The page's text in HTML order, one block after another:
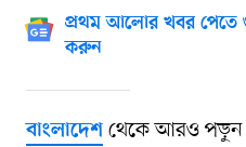
প্রথম আলোর খবর পেতে
করুন
বাংলাদেশথেকে আরও পড়ুন